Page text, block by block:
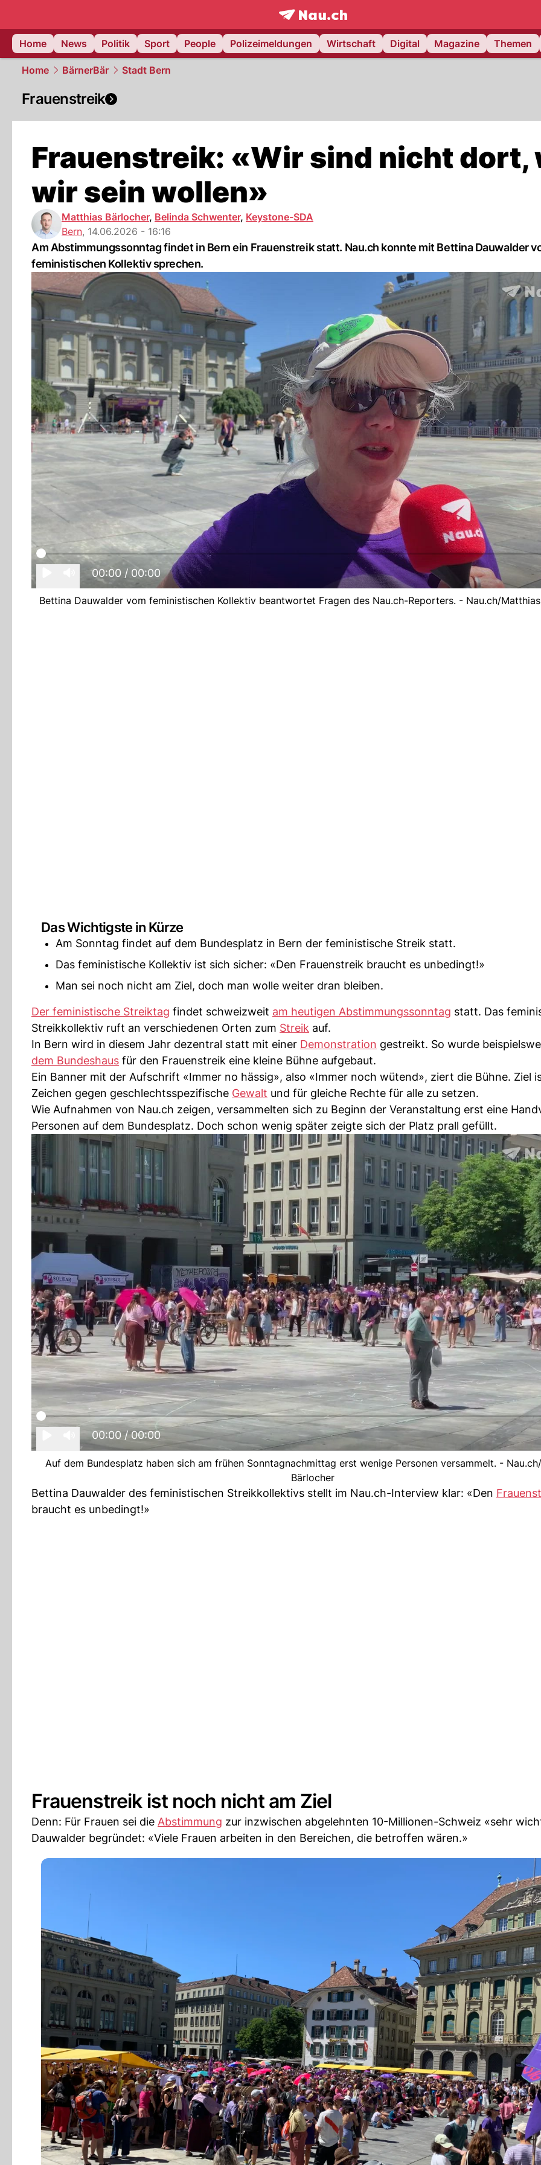
frontpage.NAU.ch
Home
News Politik Sport People Polizeimeldungen Wirtschaft Digital Magazine Themen
Home BärnerBär Stadt Bern
Frauenstreik
Frauenstreik: «Wir sind nicht dort,
wir sein wollen»
Matthias Bärlocher, Belinda Schwenter, Keystone-SDA
Bern, 14.06.2026 - 16:16
Am Abstimmungssonntag findet in Bern ein Frauenstreik statt. Nau.ch konnte mit Bettina Dauwalder
feministischen Kollektiv sprechen.
00:00 / 00:00
Bettina Dauwalder vom feministischen Kollektiv beantwortet Fragen des Nau.ch-Reporters. - Nau.ch/
Das Wichtigste in Kürze
Am Sonntag findet auf dem Bundesplatz in Bern der feministische Streik statt.
Das feministische Kollektiv ist sich sicher: «Den Frauenstreik braucht es unbedingt!»
Man sei noch nicht am Ziel, doch man wolle weiter dran bleiben.
Der feministische Streiktag findet schweizweit am heutigen Abstimmungssonntag statt. Das
Streikkollektiv ruft an verschiedenen Orten zum Streik auf.
In Bern wird in diesem Jahr dezentral statt mit einer Demonstration gestreikt. So wurde
dem Bundeshaus für den Frauenstreik eine kleine Bühne aufgebaut.
Ein Banner mit der Aufschrift «Immer no hässig», also «Immer noch wütend», ziert die Bühne. Ziel
Zeichen gegen geschlechtsspezifische Gewalt und für gleiche Rechte für alle zu setzen.
Wie Aufnahmen von Nau.ch zeigen, versammelten sich zu Beginn der Veranstaltung erst eine
Personen auf dem Bundesplatz. Doch schon wenig später zeigte sich der Platz prall gefüllt.
00:00 / 00:00
Auf dem Bundesplatz haben sich am frühen Sonntagnachmittag erst wenige Personen versammelt. -
Bärlocher
Bettina Dauwalder des feministischen Streikkollektivs stellt im Nau.ch-Interview klar: «Den
braucht es unbedingt!»
Frauenstreik ist noch nicht am Ziel
Denn: Für Frauen sei die Abstimmung zur inzwischen abgelehnten 10-Millionen-Schweiz «sehr
Dauwalder begründet: «Viele Frauen arbeiten in den Bereichen, die betroffen wären.»